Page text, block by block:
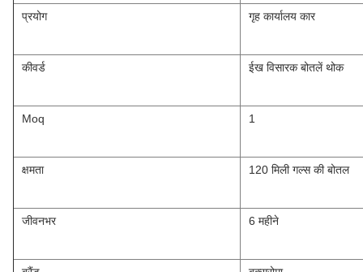
प्रयोग गृह कार्यालय कार
कीवर्ड ईख विसारक बोतलें थोक
Moq 1
क्षमता 120 मिली गल्स की बोतल
जीवनभर 6 महीने